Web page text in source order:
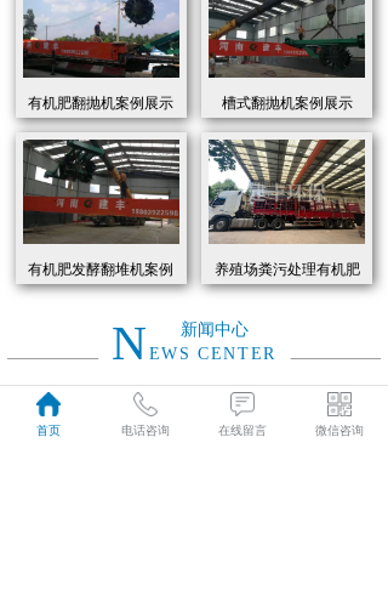
有机肥翻抛机案例展示 槽式翻抛机案例展示
有机肥发酵翻堆机案例
展示
养殖场粪污处理有机肥
发酵罐 履带式有机肥翻
新闻中心
N EWS CENTER
2026
首页 电话咨询 在线留言 微信咨询